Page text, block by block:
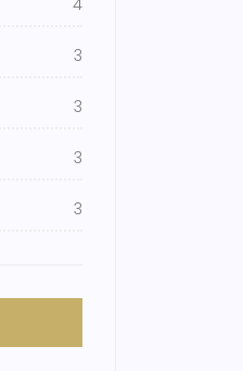
4
3
3
3
3